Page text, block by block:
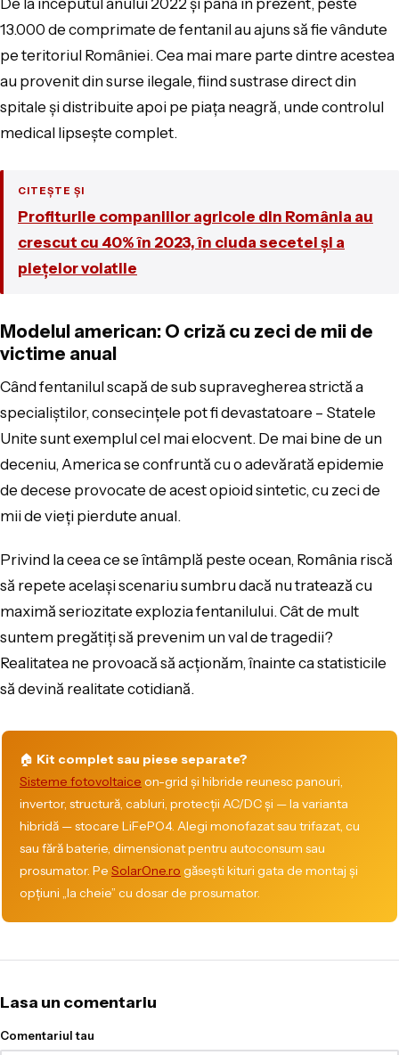
13.000 de comprimate de fentanil au ajuns să fie vândute
pe teritoriul României. Cea mai mare parte dintre acestea
au provenit din surse ilegale, fiind sustrase direct din
spitale și distribuite apoi pe piața neagră, unde controlul
medical lipsește complet.
CITEȘTE ȘI
Profiturile companiilor agricole din România au
crescut cu 40% în 2023, în ciuda secetei și a
piețelor volatile
Modelul american: O criză cu zeci de mii de
victime anual
Când fentanilul scapă de sub supravegherea strictă a
specialiștilor, consecințele pot fi devastatoare – Statele
Unite sunt exemplul cel mai elocvent. De mai bine de un
deceniu, America se confruntă cu o adevărată epidemie
de decese provocate de acest opioid sintetic, cu zeci de
mii de vieți pierdute anual.
Privind la ceea ce se întâmplă peste ocean, România riscă
să repete același scenariu sumbru dacă nu tratează cu
maximă seriozitate explozia fentanilului. Cât de mult
suntem pregătiți să prevenim un val de tragedii?
Realitatea ne provoacă să acționăm, înainte ca statisticile
să devină realitate cotidiană.
🏠 Kit complet sau piese separate?
Sisteme fotovoltaice on-grid și hibride reunesc panouri,
invertor, structură, cabluri, protecții AC/DC și — la varianta
hibridă — stocare LiFePO4. Alegi monofazat sau trifazat, cu
sau fără baterie, dimensionat pentru autoconsum sau
prosumator. Pe SolarOne.ro găsești kituri gata de montaj și
opțiuni „la cheie” cu dosar de prosumator.
Lasa un comentariu
Comentariul tau